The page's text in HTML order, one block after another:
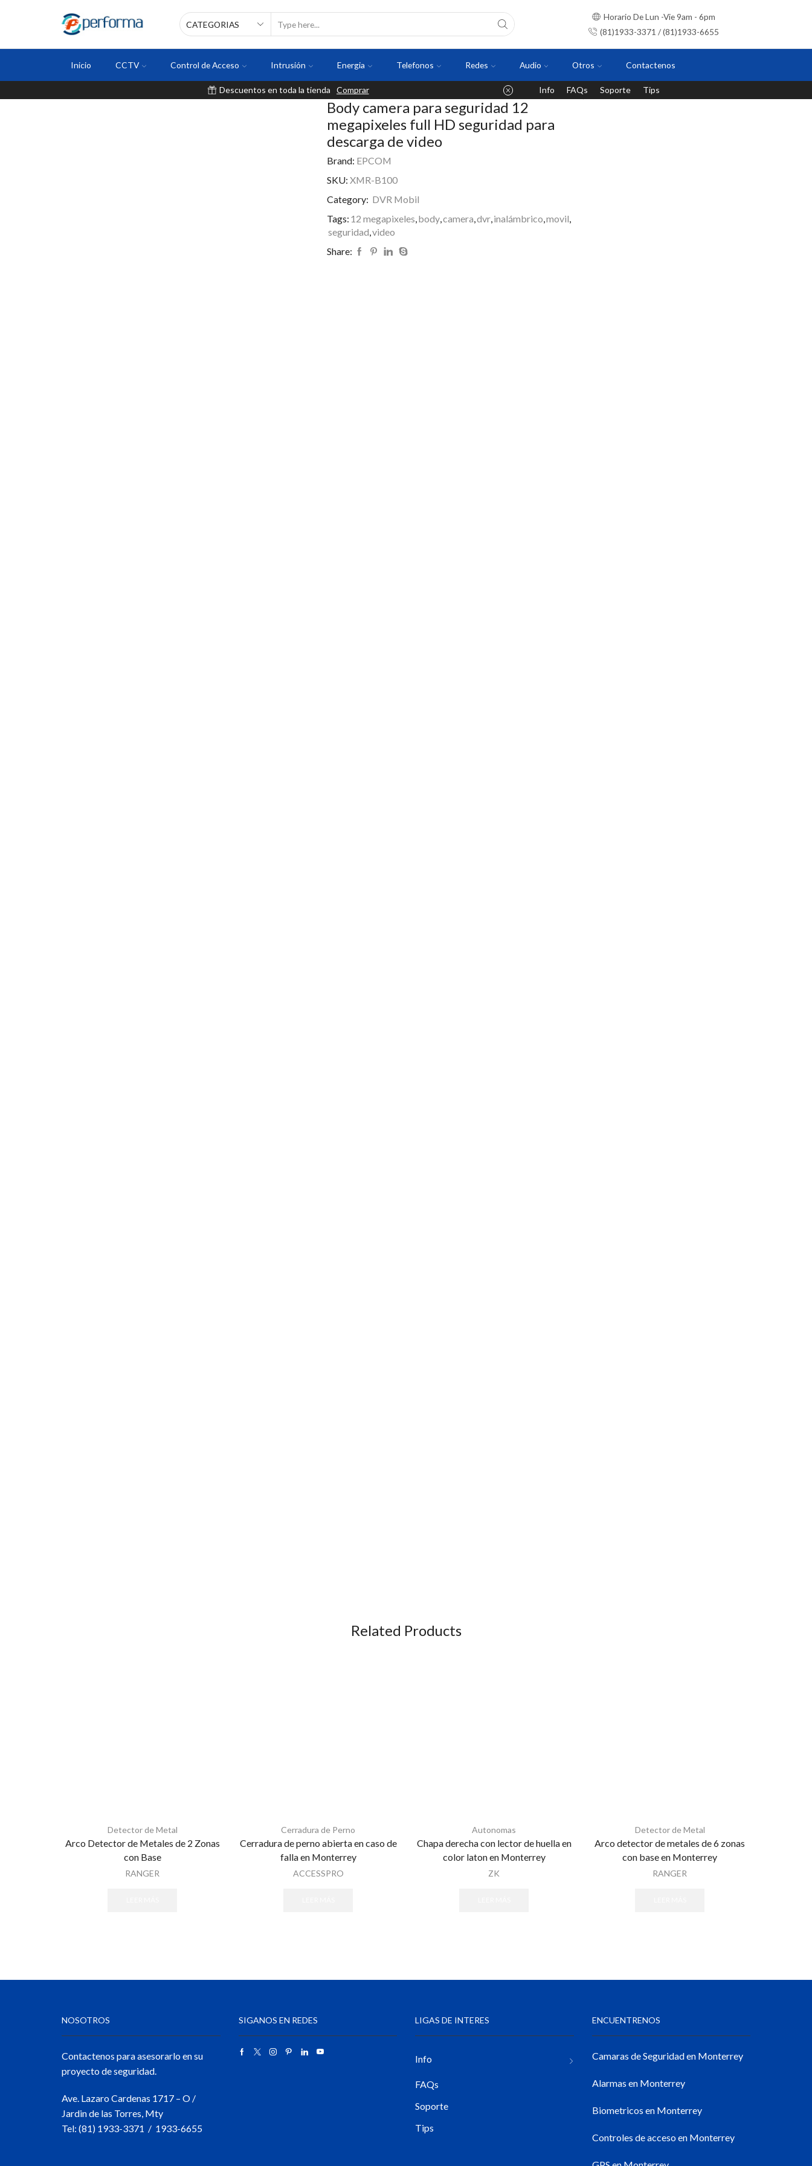
Horario De Lun -Vie 9am - 6pm
(81)1933-3371 / (81)1933-6655
Inicio CCTV Control de Acceso Intrusión Energia Telefonos Redes Audio Otros Contactenos
Descuentos en toda la tienda Comprar Info FAQs Soporte Tips
Body camera para seguridad 12
megapixeles full HD seguridad para
descarga de video
Brand: EPCOM
SKU: XMR-B100
Category: DVR Mobil
Tags: 12 megapixeles,body,camera,dvr,inalámbrico,movil,
seguridad,video
Share:
Related Products
Detector de Metal
Arco Detector de Metales de 2 Zonas
con Base
RANGER
Cerradura de Perno
Cerradura de perno abierta en caso de
falla en Monterrey
ACCESSPRO
Autonomas
Chapa derecha con lector de huella en
color laton en Monterrey
ZK
Detector de Metal
Arco detector de metales de 6 zonas
con base en Monterrey
RANGER
NOSOTROS
Contactenos para asesorarlo en su
proyecto de seguridad.
Ave. Lazaro Cardenas 1717 – O /
Jardin de las Torres, Mty
Tel: (81) 1933-3371 / 1933-6655
SIGANOS EN REDES LIGAS DE INTERES
Info
FAQs
Soporte
Tips
ENCUENTRENOS
Camaras de Seguridad en Monterrey
Alarmas en Monterrey
Biometricos en Monterrey
Controles de acceso en Monterrey